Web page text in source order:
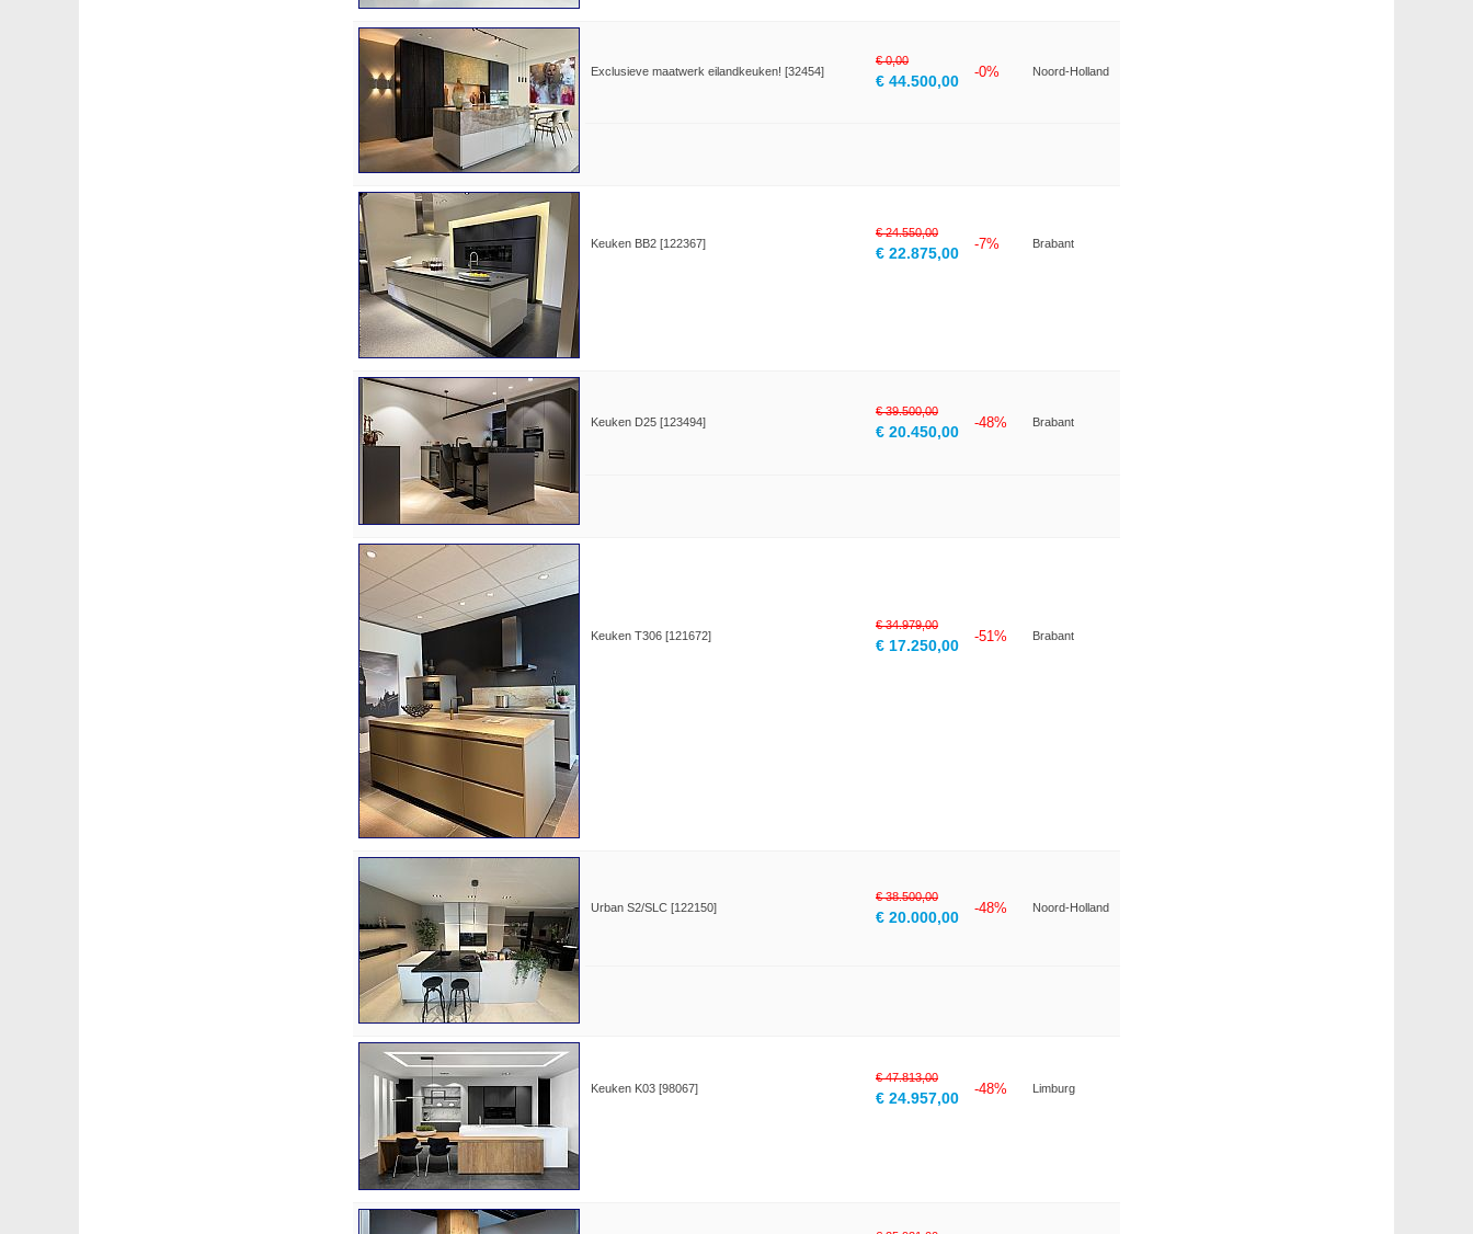
Exclusieve maatwerk eilandkeuken! [32454]
€ 0,00
€ 44.500,00
-0% Noord-Holland
Keuken BB2 [122367]
€ 24.550,00
€ 22.875,00
-7% Brabant
Keuken D25 [123494]
€ 39.500,00
€ 20.450,00
-48% Brabant
Keuken T306 [121672]
€ 34.979,00
€ 17.250,00
-51% Brabant
Urban S2/SLC [122150]
€ 38.500,00
€ 20.000,00
-48% Noord-Holland
Keuken K03 [98067]
€ 47.813,00
€ 24.957,00
-48% Limburg